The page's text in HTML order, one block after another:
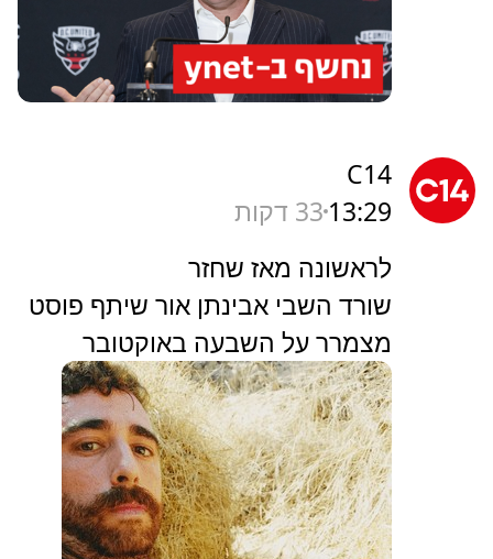
C14
13:29 33 דקות
לראשונה מאז שחזר
שורד השבי אבינתן אור שיתף פוסט
מצמרר על השבעה באוקטובר